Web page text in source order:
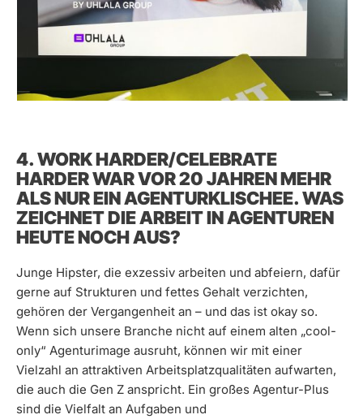
4. WORK HARDER/CELEBRATE
HARDER WAR VOR 20 JAHREN MEHR
ALS NUR EIN AGENTURKLISCHEE. WAS
ZEICHNET DIE ARBEIT IN AGENTUREN
HEUTE NOCH AUS?
Junge Hipster, die exzessiv arbeiten und abfeiern, dafür
gerne auf Strukturen und fettes Gehalt verzichten,
gehören der Vergangenheit an – und das ist okay so.
Wenn sich unsere Branche nicht auf einem alten „cool-
only“ Agenturimage ausruht, können wir mit einer
Vielzahl an attraktiven Arbeitsplatzqualitäten aufwarten,
die auch die Gen Z anspricht. Ein großes Agentur-Plus
sind die Vielfalt an Aufgaben und